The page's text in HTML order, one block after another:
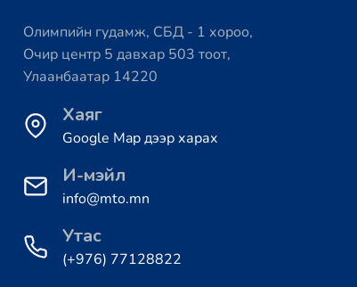
Олимпийн гудамж, СБД - 1 хороо,
Очир центр 5 давхар 503 тоот,
Улаанбаатар 14220
Хаяг
Google Map дээр харах
И-мэйл
info@mto.mn
Утас
(+976) 77128822